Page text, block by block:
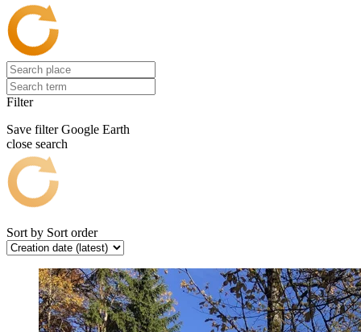
Filter
Save filter Google Earth
close search
Sort by Sort order